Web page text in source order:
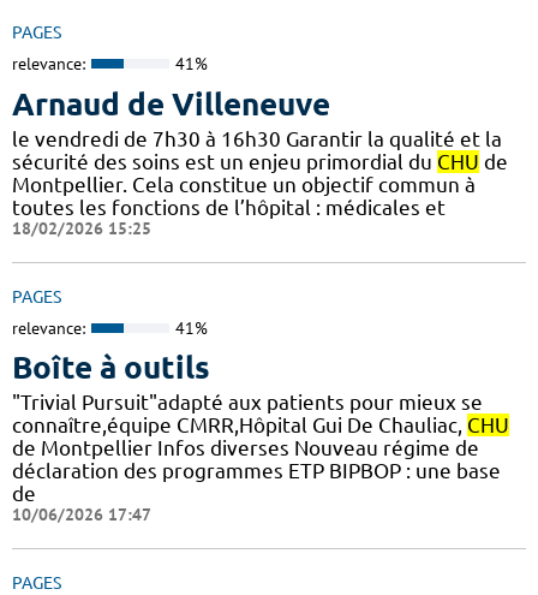
PAGES
relevance: 41%
Arnaud de Villeneuve
le vendredi de 7h30 à 16h30 Garantir la qualité et la
sécurité des soins est un enjeu primordial du CHU de
Montpellier. Cela constitue un objectif commun à
toutes les fonctions de l’hôpital : médicales et
18/02/2026 15:25
PAGES
relevance: 41%
Boîte à outils
"Trivial Pursuit"adapté aux patients pour mieux se
connaître,équipe CMRR,Hôpital Gui De Chauliac, CHU
de Montpellier Infos diverses Nouveau régime de
déclaration des programmes ETP BIPBOP : une base
de
10/06/2026 17:47
PAGES